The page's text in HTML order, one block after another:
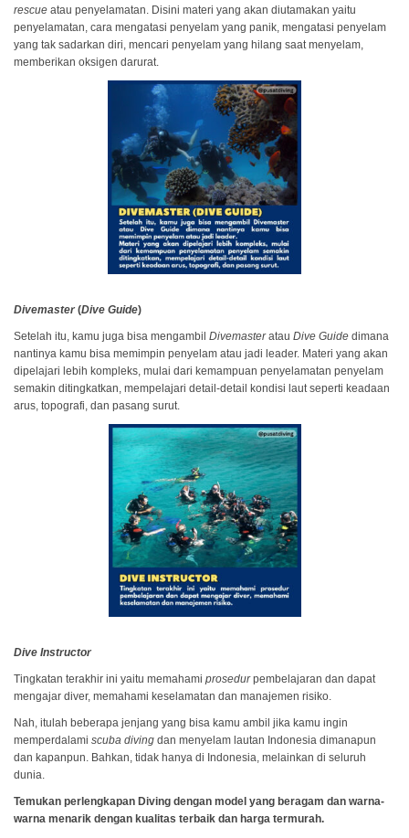
rescue atau penyelamatan. Disini materi yang akan diutamakan yaitu
penyelamatan, cara mengatasi penyelam yang panik, mengatasi penyelam
yang tak sadarkan diri, mencari penyelam yang hilang saat menyelam,
memberikan oksigen darurat.
Divemaster (Dive Guide)
Setelah itu, kamu juga bisa mengambil Divemasteratau Dive Guide dimana
nantinya kamu bisa memimpin penyelam atau jadi leader. Materi yang akan
dipelajari lebih kompleks, mulai dari kemampuan penyelamatan penyelam
semakin ditingkatkan, mempelajari detail-detail kondisi laut seperti keadaan
arus, topografi, dan pasang surut.
Dive Instructor
Tingkatan terakhir ini yaitu memahami prosedurpembelajaran dan dapat
mengajar diver, memahami keselamatan dan manajemen risiko.
Nah, itulah beberapa jenjang yang bisa kamu ambil jika kamu ingin
memperdalami scuba diving dan menyelam lautan Indonesia dimanapun
dan kapanpun. Bahkan, tidak hanya di Indonesia, melainkan di seluruh
dunia.
Temukan perlengkapan Diving dengan model yang beragam dan warna-
warna menarik dengan kualitas terbaik dan harga termurah.